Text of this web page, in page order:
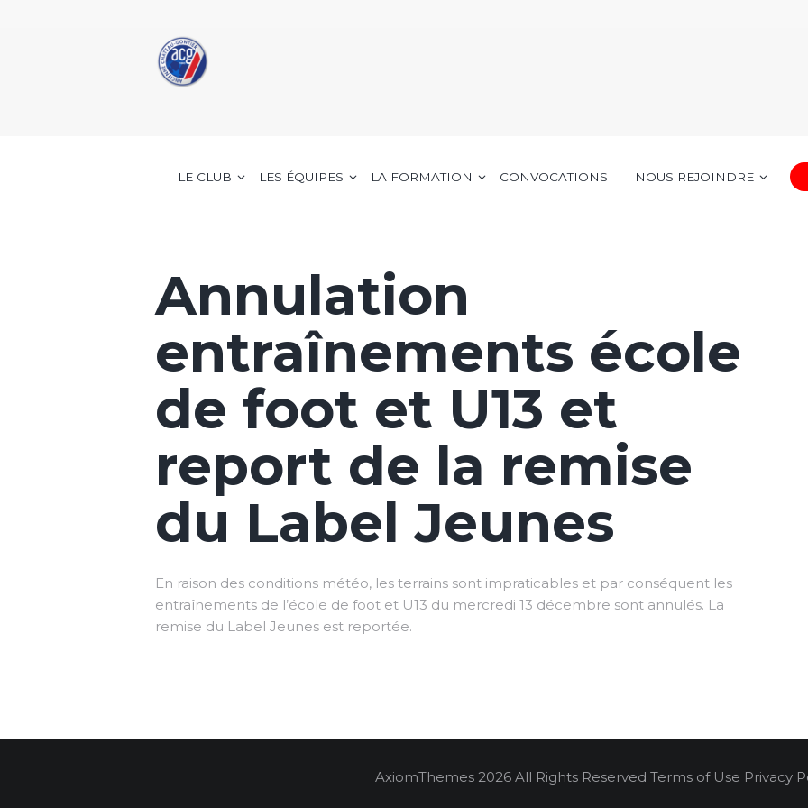
LE CLUB LES ÉQUIPES LA FORMATION CONVOCATIONS NOUS REJOINDRE
Annulation
entraînements école
de foot et U13 et
report de la remise
du Label Jeunes
En raison des conditions météo, les terrains sont impraticables et par conséquent les
entraînements de l’école de foot et U13 du mercredi 13 décembre sont annulés. La
remise du Label Jeunes est reportée.
AxiomThemes 2026 All Rights Reserved Terms of Use Privacy